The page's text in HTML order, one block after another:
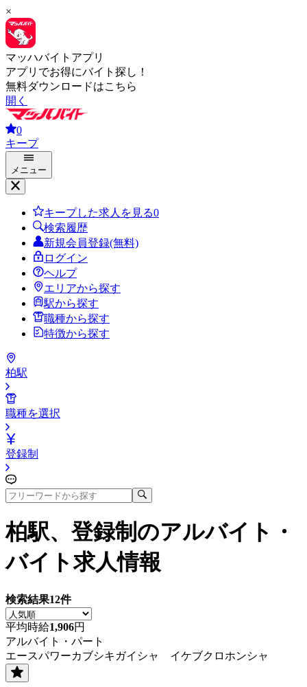
×
マッハバイトアプリ
アプリでお得にバイト探し！
無料ダウンロードはこちら
開く
0
キープ
メニュー
キープした求人を見る0
検索履歴
新規会員登録(無料)
ログイン
ヘルプ
エリアから探す
駅から探す
職種から探す
特徴から探す
柏駅
職種を選択
登録制
柏駅、登録制 のアルバイト・
バイト求人情報
検索結果12件
平均時給1,906円
アルバイト・パート
エースパワーカブシキガイシャ イケブクロホンシャ